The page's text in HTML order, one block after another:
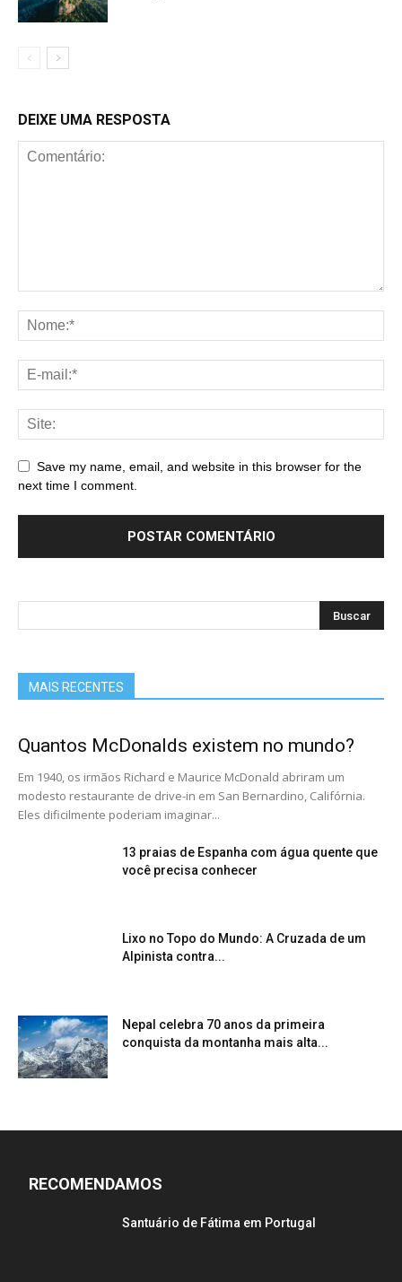
DEIXE UMA RESPOSTA
Save my name, email, and website in this browser for the
next time I comment.
MAIS RECENTES
Quantos McDonalds existem no mundo?
Em 1940, os irmãos Richard e Maurice McDonald abriram um
modesto restaurante de drive-in em San Bernardino, Califórnia.
Eles dificilmente poderiam imaginar...
13 praias de Espanha com água quente que
você precisa conhecer
Lixo no Topo do Mundo: A Cruzada de um
Alpinista contra...
Nepal celebra 70 anos da primeira
conquista da montanha mais alta...
RECOMENDAMOS
Santuário de Fátima em Portugal